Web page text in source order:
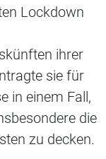
Lockdown
ihrer
sie für
in einem Fall,
die
zu decken.